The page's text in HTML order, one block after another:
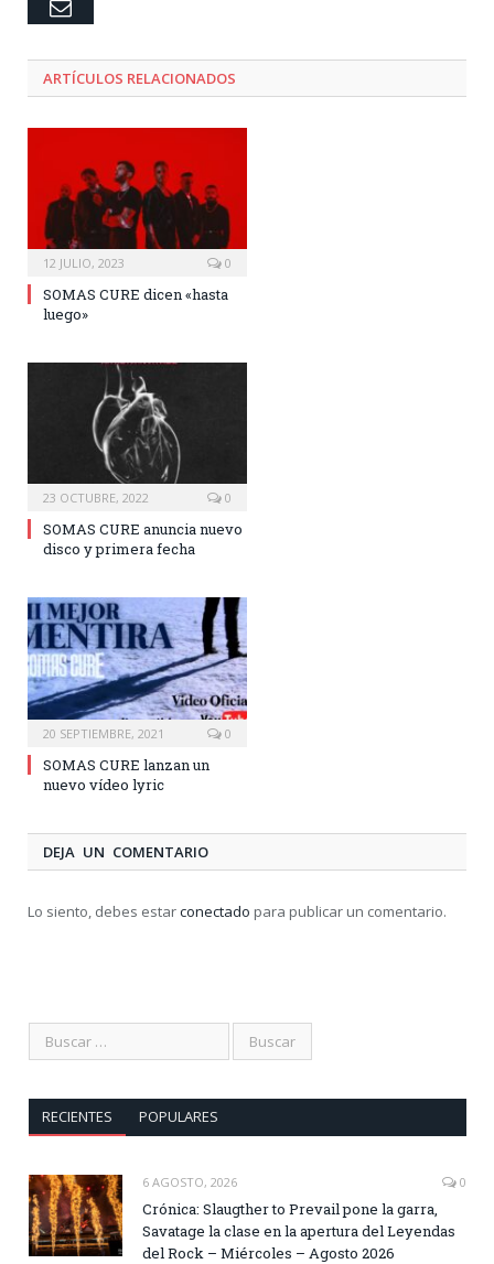
Email
ARTÍCULOS RELACIONADOS
12 JULIO, 2023 0
SOMAS CURE dicen «hasta
luego»
23 OCTUBRE, 2022 0
SOMAS CURE anuncia nuevo
disco y primera fecha
20 SEPTIEMBRE, 2021 0
SOMAS CURE lanzan un
nuevo vídeo lyric
DEJA UN COMENTARIO
Lo siento, debes estarconectado para publicar un comentario.
RECIENTES POPULARES
6 AGOSTO, 2026 0
Crónica: Slaugther to Prevail pone la garra,
Savatage la clase en la apertura del Leyendas
del Rock – Miércoles – Agosto 2026